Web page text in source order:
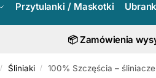
Przytulanki / Maskotki
📦 Zamówienia
/ Śliniaki / 100% Szczęścia –